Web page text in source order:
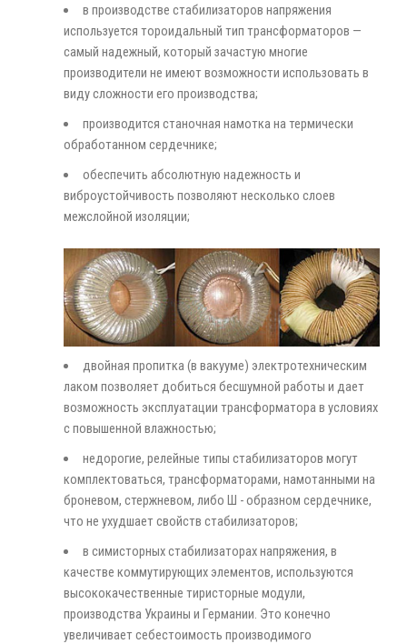
в производстве стабилизаторов напряжения
используется тороидальный тип трансформаторов —
самый надежный, который зачастую многие
производители не имеют возможности использовать в
виду сложности его производства;
производится станочная намотка на термически
обработанном сердечнике;
обеспечить абсолютную надежность и
виброустойчивость позволяют несколько слоев
межслойной изоляции;
двойная пропитка (в вакууме) электротехническим
лаком позволяет добиться бесшумной работы и дает
возможность эксплуатации трансформатора в условиях
с повышенной влажностью;
недорогие, релейные типы стабилизаторов могут
комплектоваться, трансформаторами, намотанными на
броневом, стержневом, либо Ш - образном сердечнике,
что не ухудшает свойств стабилизаторов;
в симисторных стабилизаторах напряжения, в
качестве коммутирующих элементов, используются
высококачественные тиристорные модули,
производства Украины и Германии. Это конечно
увеличивает себестоимость производимого